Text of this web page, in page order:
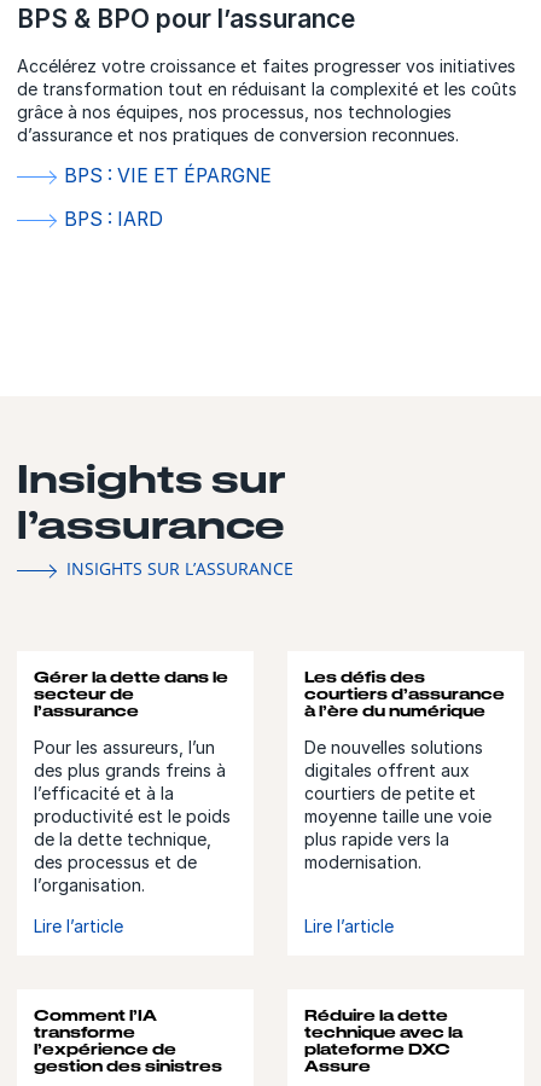
BPS & BPO pour l’assurance
Accélérez votre croissance et faites progresser vos initiatives
de transformation tout en réduisant la complexité et les coûts
grâce à nos équipes, nos processus, nos technologies
d’assurance et nos pratiques de conversion reconnues.
BPS : VIE ET ÉPARGNE
BPS : IARD
Insights sur
l’assurance
INSIGHTS SUR L’ASSURANCE
Gérer la dette dans le
secteur de
l’assurance
Pour les assureurs, l’un
des plus grands freins à
l’efficacité et à la
productivité est le poids
de la dette technique,
des processus et de
l’organisation.
Lire l’article
Les défis des
courtiers d’assurance
à l’ère du numérique
De nouvelles solutions
digitales offrent aux
courtiers de petite et
moyenne taille une voie
plus rapide vers la
modernisation.
Lire l’article
Comment l’IA
transforme
l’expérience de
gestion des sinistres
Réduire la dette
technique avec la
plateforme DXC
Assure